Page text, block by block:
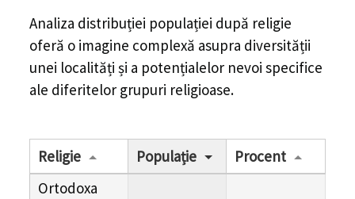
Analiza distribuției populației după religie
oferă o imagine complexă asupra diversității
unei localități și a potențialelor nevoi specifice
ale diferitelor grupuri religioase.
Religie Populație
Procent
Ortodoxa